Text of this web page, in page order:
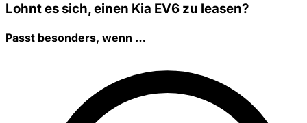
Lohnt es sich, einen Kia EV6 zu leasen?
Passt besonders, wenn …